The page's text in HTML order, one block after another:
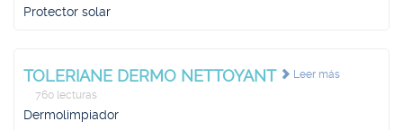
Protector solar
Leer más
TOLERIANE DERMO NETTOYANT
760 lecturas
Dermolimpiador